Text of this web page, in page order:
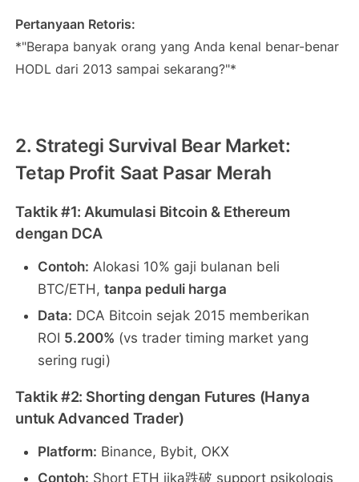
Pertanyaan Retoris:
*"Berapa banyak orang yang Anda kenal benar-benar
HODL dari 2013 sampai sekarang?"*
2. Strategi Survival Bear Market:
Tetap Profit Saat Pasar Merah
Taktik #1: Akumulasi Bitcoin & Ethereum
dengan DCA
Contoh: Alokasi 10% gaji bulanan beli
BTC/ETH, tanpa peduli harga
Data: DCA Bitcoin sejak 2015 memberikan
ROI 5.200% (vs trader timing market yang
sering rugi)
Taktik #2: Shorting dengan Futures (Hanya
untuk Advanced Trader)
Platform: Binance, Bybit, OKX
Contoh: Short ETH jika跌破 support psikologis